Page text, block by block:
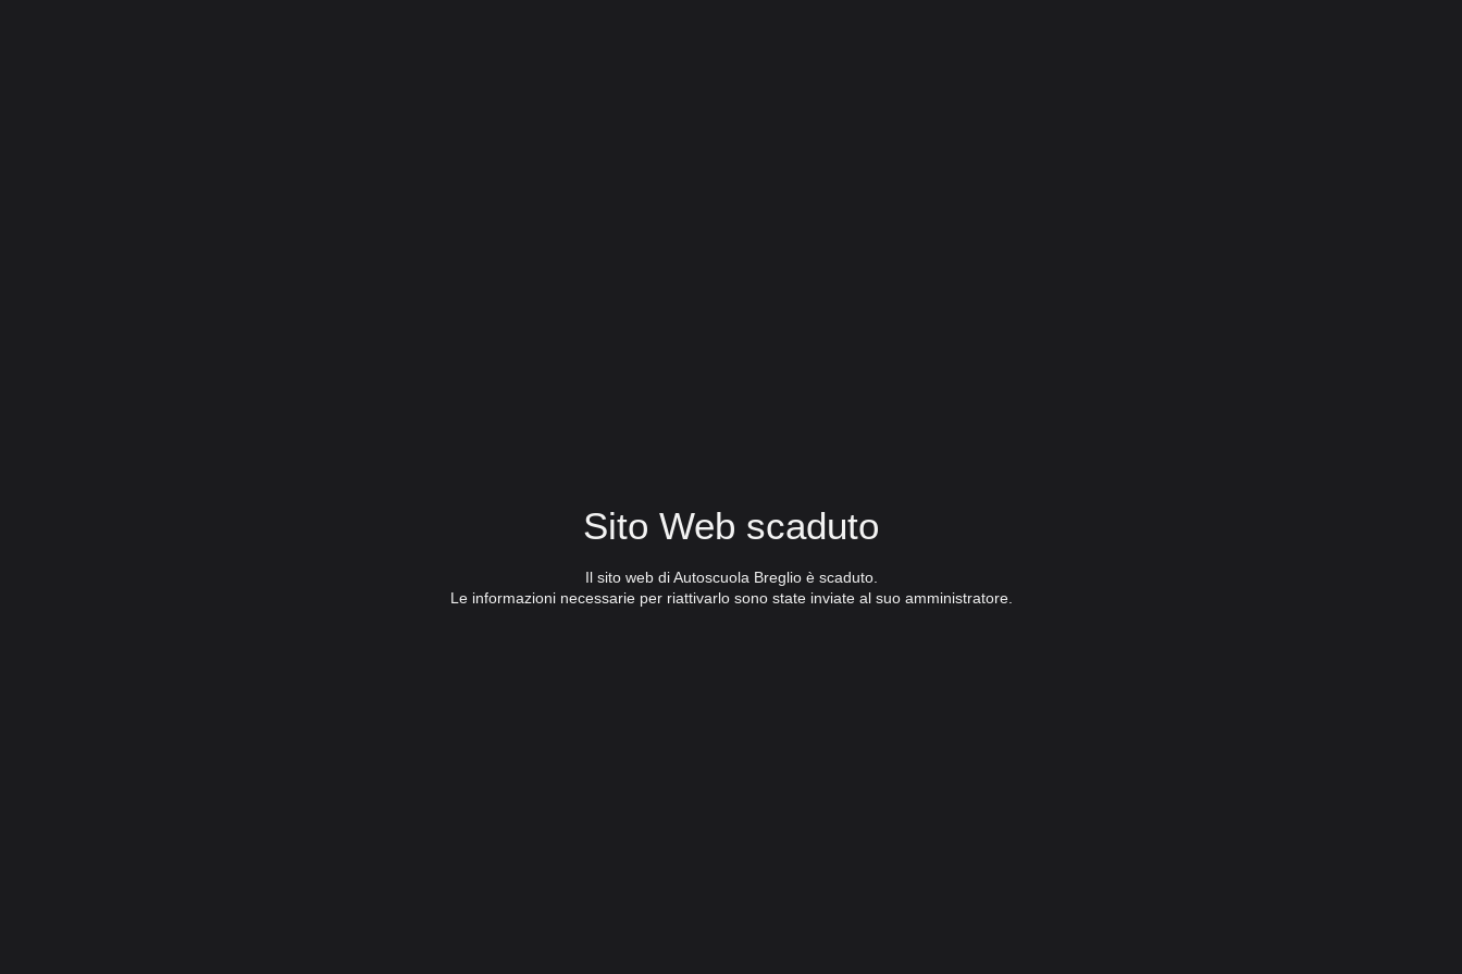
Sito Web scaduto
Il sito web di Autoscuola Breglio è scaduto.
Le informazioni necessarie per riattivarlo sono state inviate al suo amministratore.